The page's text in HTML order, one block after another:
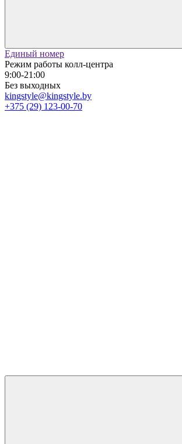
Единый номер
Режим работы колл-центра
9:00-21:00
Без выходных
kingstyle@kingstyle.by
+375 (29) 123-00-70